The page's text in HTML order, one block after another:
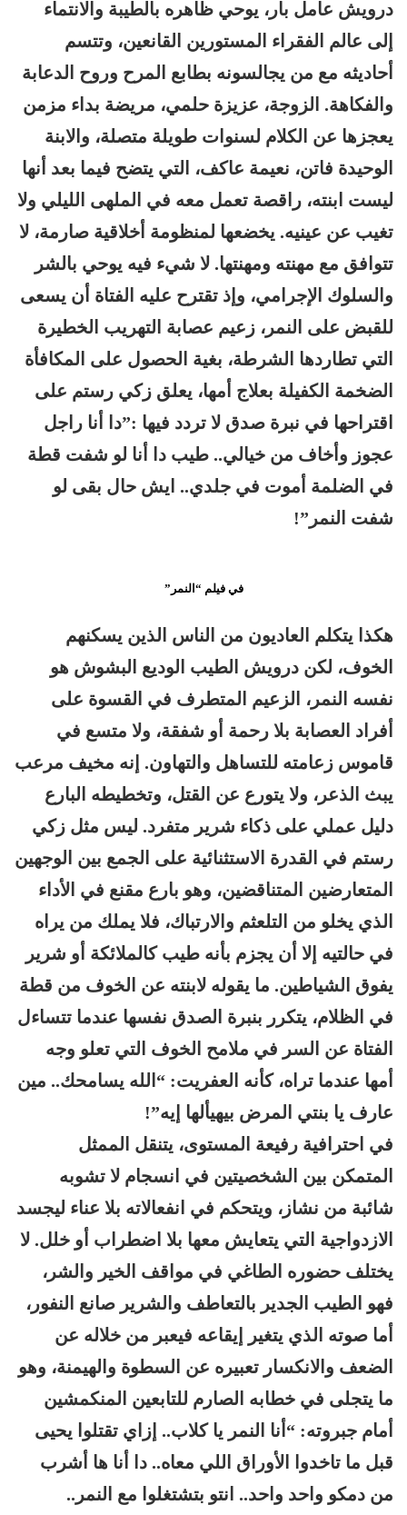
درويش عامل بار، يوحي ظاهره بالطيبة والانتماء
إلى عالم الفقراء المستورين القانعين، وتتسم
أحاديثه مع من يجالسونه بطابع المرح وروح الدعابة
والفكاهة. الزوجة، عزيزة حلمي، مريضة بداء مزمن
يعجزها عن الكلام لسنوات طويلة متصلة، والابنة
الوحيدة فاتن، نعيمة عاكف، التي يتضح فيما بعد أنها
ليست ابنته، راقصة تعمل معه في الملهى الليلي ولا
تغيب عن عينيه. يخضعها لمنظومة أخلاقية صارمة، لا
تتوافق مع مهنته ومهنتها. لا شيء فيه يوحي بالشر
والسلوك الإجرامي، وإذ تقترح عليه الفتاة أن يسعى
للقبض على النمر، زعيم عصابة التهريب الخطيرة
التي تطاردها الشرطة، بغية الحصول على المكافأة
الضخمة الكفيلة بعلاج أمها، يعلق زكي رستم على
اقتراحها في نبرة صدق لا تردد فيها :”دا أنا راجل
عجوز وأخاف من خيالي.. طيب دا أنا لو شفت قطة
في الضلمة أموت في جلدي.. ايش حال بقى لو
شفت النمر”!
في فيلم “النمر”
هكذا يتكلم العاديون من الناس الذين يسكنهم
الخوف، لكن درويش الطيب الوديع البشوش هو
نفسه النمر، الزعيم المتطرف في القسوة على
أفراد العصابة بلا رحمة أو شفقة، ولا متسع في
قاموس زعامته للتساهل والتهاون. إنه مخيف مرعب
يبث الذعر، ولا يتورع عن القتل، وتخطيطه البارع
دليل عملي على ذكاء شرير متفرد. ليس مثل زكي
رستم في القدرة الاستثنائية على الجمع بين الوجهين
المتعارضين المتناقضين، وهو بارع مقنع في الأداء
الذي يخلو من التلعثم والارتباك، فلا يملك من يراه
في حالتيه إلا أن يجزم بأنه طيب كالملائكة أو شرير
يفوق الشياطين. ما يقوله لابنته عن الخوف من قطة
في الظلام، يتكرر بنبرة الصدق نفسها عندما تتساءل
الفتاة عن السر في ملامح الخوف التي تعلو وجه
أمها عندما تراه، كأنه العفريت: “الله يسامحك.. مين
عارف يا بنتي المرض بيهيألها إيه”!
في احترافية رفيعة المستوى، يتنقل الممثل
المتمكن بين الشخصيتين في انسجام لا تشوبه
شائبة من نشاز، ويتحكم في انفعالاته بلا عناء ليجسد
الازدواجية التي يتعايش معها بلا اضطراب أو خلل. لا
يختلف حضوره الطاغي في مواقف الخير والشر،
فهو الطيب الجدير بالتعاطف والشرير صانع النفور،
أما صوته الذي يتغير إيقاعه فيعبر من خلاله عن
الضعف والانكسار تعبيره عن السطوة والهيمنة، وهو
ما يتجلى في خطابه الصارم للتابعين المنكمشين
أمام جبروته: “أنا النمر يا كلاب.. إزاي تقتلوا يحيى
قبل ما تاخدوا الأوراق اللي معاه.. دا أنا ها أشرب
من دمكو واحد واحد.. انتو بتشتغلوا مع النمر..